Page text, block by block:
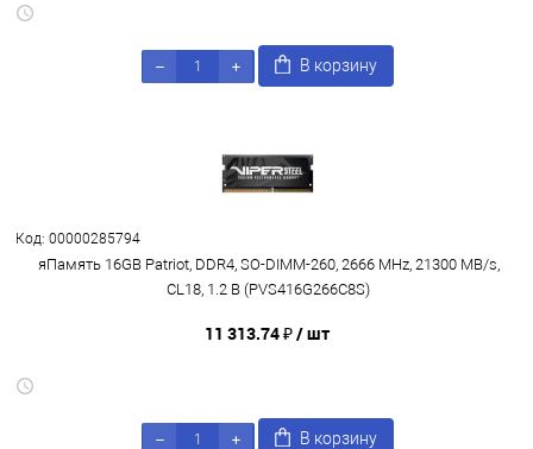
В корзину
Код: 00000285794
яПамять 16GB Patriot, DDR4, SO-DIMM-260, 2666 MHz, 21300 MB/s,
CL18, 1.2 В (PVS416G266C8S)
11 313.74 ₽/ шт
В корзину